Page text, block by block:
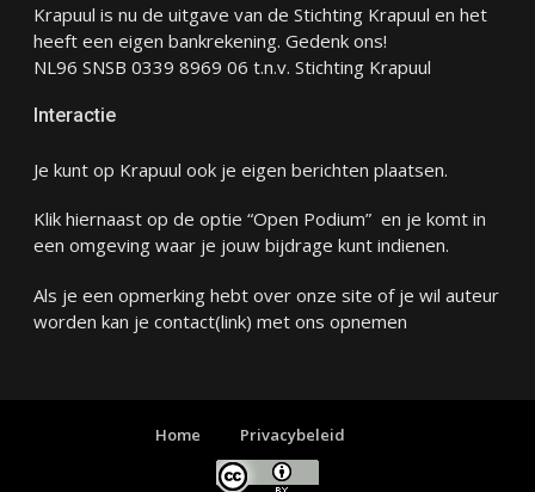
Krapuul is nu de uitgave van de Stichting Krapuul en het
heeft een eigen bankrekening. Gedenk ons!
NL96 SNSB 0339 8969 06 t.n.v. Stichting Krapuul
Interactie
Je kunt op Krapuul ook je eigen berichten plaatsen.
Klik hiernaast op de optie “Open Podium” en je komt in
een omgeving waar je jouw bijdrage kunt indienen.
Als je een opmerking hebt over onze site of je wil auteur
worden kan je contact(link) met ons opnemen
Home Privacybeleid